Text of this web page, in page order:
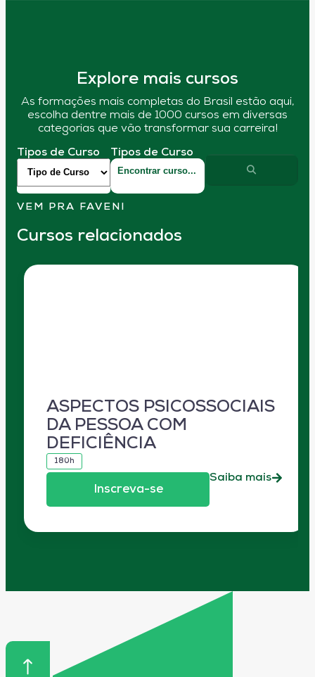
Explore mais cursos
As formações mais completas do Brasil estão aqui,
escolha dentre mais de 1000 cursos em diversas
categorias que vão transformar sua carreira!
Tipos de Curso Tipos de Curso
VEM PRA FAVENI
Cursos relacionados
ASPECTOS PSICOSSOCIAIS
DA PESSOA COM
DEFICIÊNCIA
180h
Inscreva-se
Saiba mais